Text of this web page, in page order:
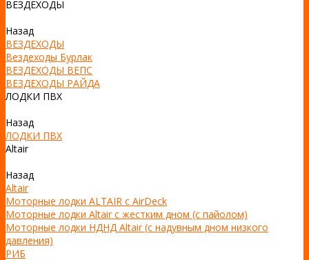
ВЕЗДЕХОДЫ
Назад
ВЕЗДЕХОДЫ
Вездеходы Бурлак
ВЕЗДЕХОДЫ ВЕПС
ВЕЗДЕХОДЫ РАЙДА
ЛОДКИ ПВХ
Назад
ЛОДКИ ПВХ
Altair
Назад
Altair
Моторные лодки ALTAIR с AirDeck
Моторные лодки Altair с жестким дном (с пайолом)
Моторные лодки НДНД Altair (с надувным дном низкого
давления)
РИБ